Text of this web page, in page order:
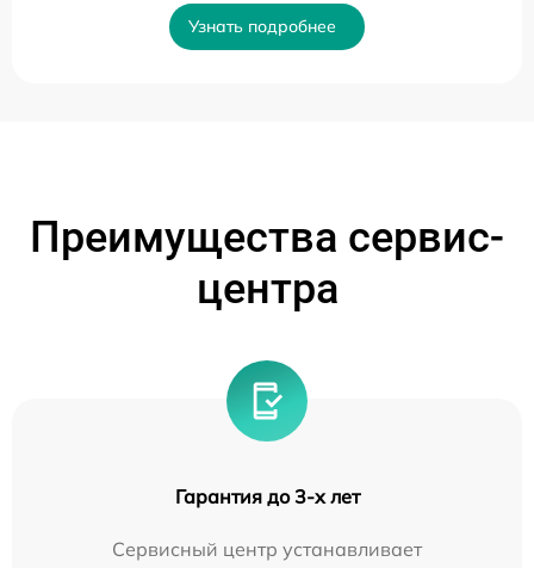
Узнать подробнее
Преимущества сервис-
центра
Гарантия до 3-х лет
Сервисный центр устанавливает